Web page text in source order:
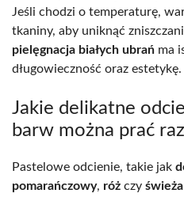
Jeśli chodzi o temperaturę,
tkaniny, aby uniknąć
pielęgnacja białych ubrań ma
długowieczność oraz estetykę.
Jakie delikatne
barw można prać
Pastelowe odcienie, takie jak
pomarańczowy, róż czy